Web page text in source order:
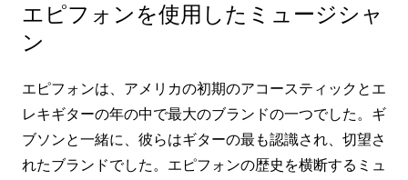
エピフォンを使用したミュージシャ
ン
エピフォンは、アメリカの初期のアコースティックとエ
レキギターの年の中で最大のブランドの一つでした。ギ
ブソンと一緒に、彼らはギターの最も認識され、切望さ
れたブランドでした。エピフォンの歴史を横断するミュ